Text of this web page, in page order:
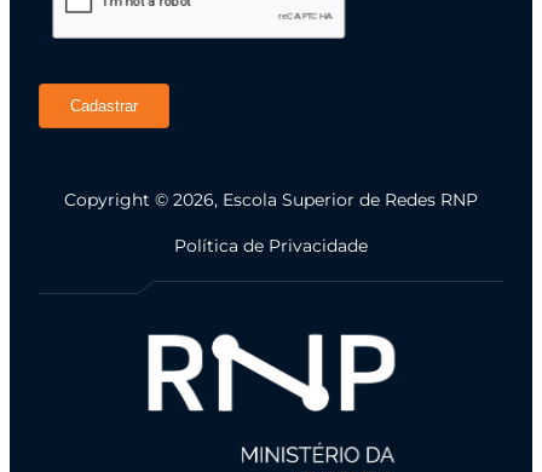
Cadastrar
Copyright © 2026, Escola Superior de Redes RNP
Política de Privacidade